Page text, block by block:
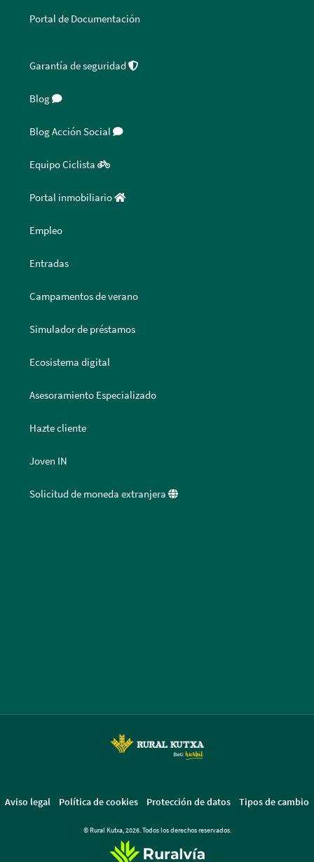
Portal de Documentación
Garantía de seguridad
Blog
Blog Acción Social
Equipo Ciclista
Portal inmobiliario
Empleo
Entradas
Campamentos de verano
Simulador de préstamos
Ecosistema digital
Asesoramiento Especializado
Hazte cliente
Joven IN
Solicitud de moneda extranjera
Aviso legal Política de cookies Protección de datos Tipos de cambio
© Rural Kutxa, 2026. Todos los derechos reservados.